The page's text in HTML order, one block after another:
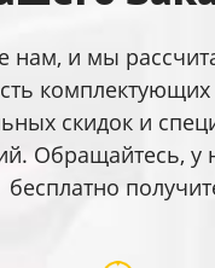
нам, и мы
комплектующих
скидок и
Обращайтесь, у
бесплатно